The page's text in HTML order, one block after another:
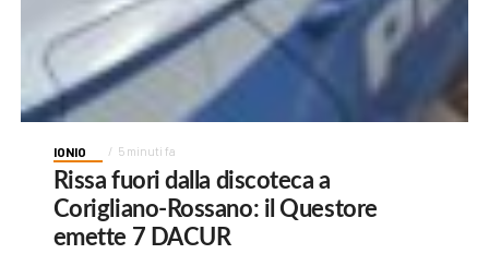
IONIO 5 minuti fa
Rissa fuori dalla discoteca a
Corigliano-Rossano: il Questore
emette 7 DACUR